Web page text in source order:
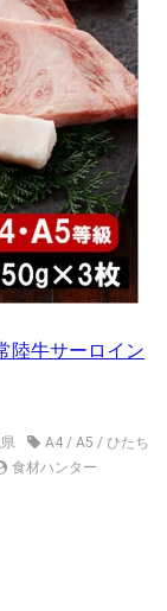
陸牛サーロイン
A4 / A5 / ひたち
食材ハンター